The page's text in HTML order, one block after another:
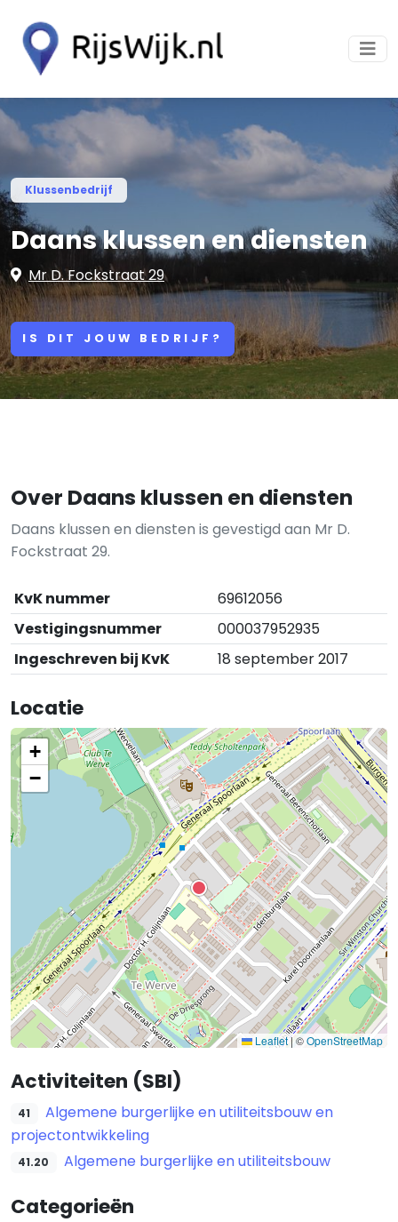
Klussenbedrijf
Daans klussen en diensten
Mr D. Fockstraat 29
IS DIT JOUW BEDRIJF?
Over Daans klussen en diensten
Daans klussen en diensten is gevestigd aan Mr D.
Fockstraat 29.
KvK nummer
69612056
Vestigingsnummer
000037952935
Ingeschreven bij KvK
18 september 2017
Locatie
+
−
Leaflet| ©OpenStreetMap
Activiteiten (SBI)
41
Algemene burgerlijke en utiliteitsbouw en
projectontwikkeling
41.20 Algemene burgerlijke en utiliteitsbouw
Categorieën